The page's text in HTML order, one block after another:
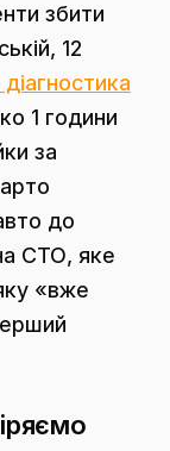
збити
12
1 години
за
до
СТО, яке
«вже